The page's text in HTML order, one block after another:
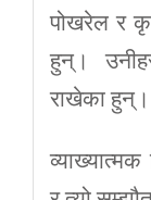
पोखरेल र
हुन्।
राखेका हुन्।